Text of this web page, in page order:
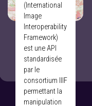
(International
Image
Interoperability
Framework)
est une API
standardisée
par le
consortium IIIF
permettant la
manipulation